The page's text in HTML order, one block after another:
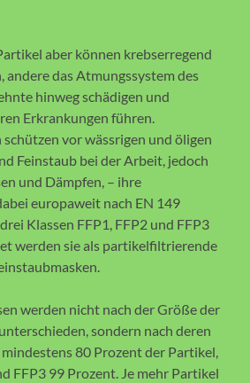
aber können krebserregend
andere das Atmungssystem des
hinweg schädigen und
Erkrankungen führen.
vor wässrigen und öligen
Feinstaub bei der Arbeit, jedoch
und Dämpfen, – ihre
europaweit nach EN 149
Klassen FFP1, FFP2 und FFP3
werden sie als partikelfiltrierende
werden nicht nach der Größe der
sondern nach deren
80 Prozent der Partikel,
FFP3 99 Prozent. Je mehr Partikel